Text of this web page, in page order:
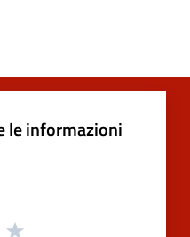
le informazioni